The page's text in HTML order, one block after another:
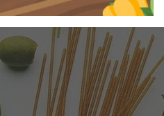
do Mar
e sorvetes